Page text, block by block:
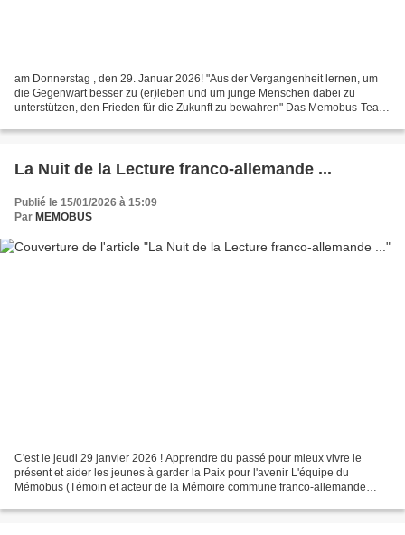
am Donnerstag , den 29. Januar 2026! "Aus der Vergangenheit lernen, um
die Gegenwart besser zu (er)leben und um junge Menschen dabei zu
unterstützen, den Frieden für die Zukunft zu bewahren" Das Memobus-Team
La Nuit de la Lecture franco-allemande ...
Publié le 15/01/2026 à 15:09
Par MEMOBUS
C'est le jeudi 29 janvier 2026 ! Apprendre du passé pour mieux vivre le
présent et aider les jeunes à garder la Paix pour l'avenir L'équipe du
Mémobus (Témoin et acteur de la Mémoire commune franco-allemande